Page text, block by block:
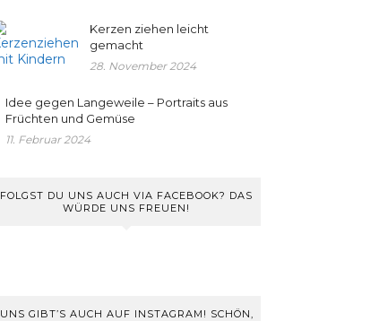
Kerzen ziehen leicht
gemacht
28. November 2024
Idee gegen Langeweile – Portraits aus
Früchten und Gemüse
11. Februar 2024
FOLGST DU UNS AUCH VIA FACEBOOK? DAS
WÜRDE UNS FREUEN!
UNS GIBT’S AUCH AUF INSTAGRAM! SCHÖN,